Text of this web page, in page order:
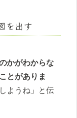
を出す
かがわからな
とがありま
ようね」と伝